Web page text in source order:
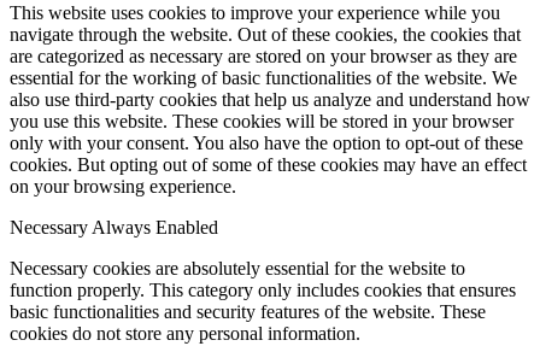
This website uses cookies to improve your experience while you
navigate through the website. Out of these cookies, the cookies that
are categorized as necessary are stored on your browser as they are
essential for the working of basic functionalities of the website. We
also use third-party cookies that help us analyze and understand how
you use this website. These cookies will be stored in your browser
only with your consent. You also have the option to opt-out of these
cookies. But opting out of some of these cookies may have an effect
on your browsing experience.
Necessary Always Enabled
Necessary cookies are absolutely essential for the website to
function properly. This category only includes cookies that ensures
basic functionalities and security features of the website. These
cookies do not store any personal information.